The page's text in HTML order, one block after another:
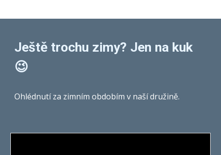
Ještě trochu zimy? Jen na kuk
😉
Ohlédnutí za zimním obdobím v naší družině.